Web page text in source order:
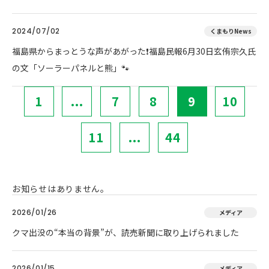
2024/07/02 くまもりNews
福島県からまっとうな声があがった❗福島民報6月30日玄侑宗久氏
の文「ソーラーパネルと熊」🐾
1 ... 7 8 9 10
11 ... 44
お知らせはありません。
2026/01/26 メディア
クマ出没の“本当の背景”が、読売新聞に取り上げられました